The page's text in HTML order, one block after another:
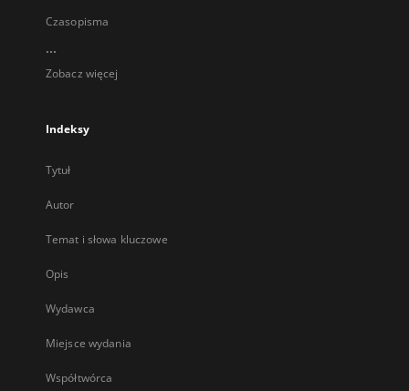
Czasopisma
...
Zobacz więcej
Indeksy
Tytuł
Autor
Temat i słowa kluczowe
Opis
Wydawca
Miejsce wydania
Współtwórca